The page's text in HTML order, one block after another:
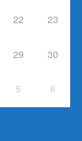
22 23
29 30
5 6